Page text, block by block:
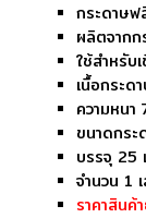
กระดาษ
ผลิตจาก
ใช้สำหรับ
เนื้อกระด
ความหนา
ขนาดกร
บรรจุ 25
จำนวน 1
ราคาสินค้